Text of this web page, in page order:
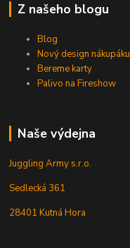
Z našeho blogu
Blog
Nový design nákupáku
Bereme karty
Palivo na Fireshow
Naše výdejna
Juggling Army s.r.o.
Sedlecká 361
28401 Kutná Hora